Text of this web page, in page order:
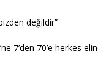
değildir”
7’den 70’e herkes